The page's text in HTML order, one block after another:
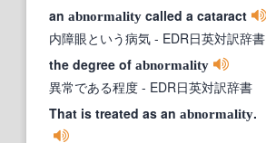
an abnormality called a cataract
内障眼という病気 - EDR日英対訳辞書
the degree of abnormality
異常である程度 - EDR日英対訳辞書
That is treated as an abnormality.